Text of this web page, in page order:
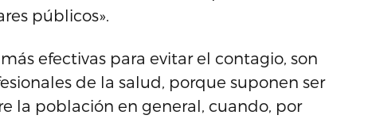
públicos».
efectivas para evitar el contagio, son
de la salud, porque suponen ser
la población en general, cuando, por